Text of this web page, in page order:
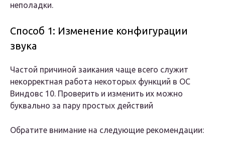
неполадки.
Способ 1: Изменение конфигурации
звука
Частой причиной заикания чаще всего служит
некорректная работа некоторых функций в ОС
Виндовс 10. Проверить и изменить их можно
буквально за пару простых действий
Обратите внимание на следующие рекомендации: